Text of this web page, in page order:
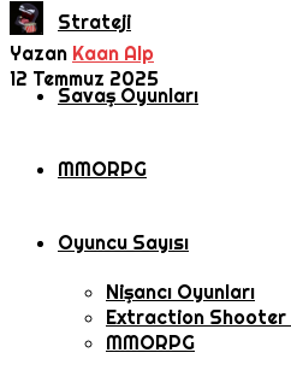
Strateji
Savaş Oyunları
MMORPG
Oyuncu Sayısı
Nişancı Oyunları
Extraction Shooter
MMORPG
Yazan Kaan Alp
12 Temmuz 2025